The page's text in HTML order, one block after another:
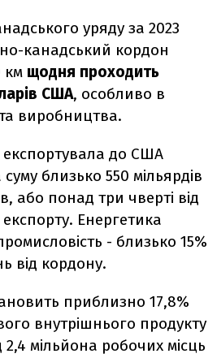
уряду за 2023
канадський кордон
км щодня проходить
США, особливо в
виробництва.
експортувала до США
близько 550 мільярдів
або понад три чверті від
Енергетика
- близько 15%
від кордону.
приблизно 17,8%
внутрішнього продукту
2,4 мільйона робочих місць